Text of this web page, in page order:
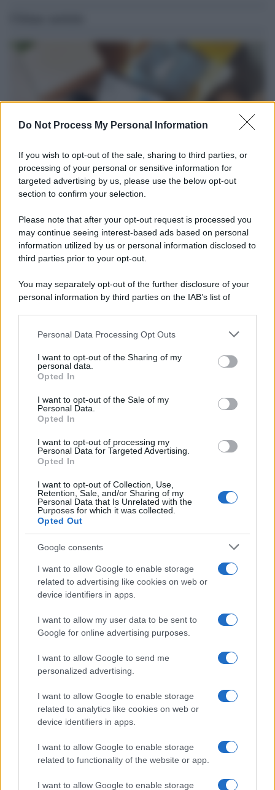
Do Not Process My Personal Information
If you wish to opt-out of the sale, sharing to third parties, or
processing of your personal or sensitive information for
targeted advertising by us, please use the below opt-out
section to confirm your selection.
Please note that after your opt-out request is processed you
may continue seeing interest-based ads based on personal
information utilized by us or personal information disclosed to
third parties prior to your opt-out.
You may separately opt-out of the further disclosure of your
personal information by third parties on the IAB’s list of
This information may also be disclosed by us to third parties
disclose it to other third parties.
Please note that this website/app uses one or more Google
services and may gather and store information including but
not limited to your visit or usage behaviour. You may click to
grant or deny consent to Google and its third-party tags to
consent section.
Personal Data Processing Opt Outs
I want to opt-out of the Sharing of my
personal data.
Opted In
I want to opt-out of the Sale of my
Personal Data.
Opted In
I want to opt-out of processing my
Personal Data for Targeted Advertising.
Opted In
I want to opt-out of Collection, Use,
Retention, Sale, and/or Sharing of my
Personal Data that Is Unrelated with the
Purposes for which it was collected.
Opted Out
Google consents
I want to allow Google to enable storage
related to advertising like cookies on web or
device identifiers in apps.
I want to allow my user data to be sent to
Google for online advertising purposes.
I want to allow Google to send me
personalized advertising.
I want to allow Google to enable storage
related to analytics like cookies on web or
device identifiers in apps.
I want to allow Google to enable storage
related to functionality of the website or app.
I want to allow Google to enable storage
Sale il numero degli acquisti online in Europa e
aumentano le vendite di articoli second hand
Circa il 20% riguarda l'abbigliamento. Sempre più successo per i
capi di seconda mano e per l'abbigliamento sportivo. Ad attrarre i
consumatori è anche il gorpcore, la tendenza ad abbinare
Il caso /
Trump ha quasi esaurito l'arsenale Usa, ma il
tycoon smentisce
La banca /Caso Mps: i pm milanesi ora vogliono vederci
La data /L'8 agosto, quando la memoria dovrebbe insegnarci
qualcosa
Syndication
Globalist
Globalscience
Globalsport
Culture
Salute
Megachip
GiULia
Prima Pagina